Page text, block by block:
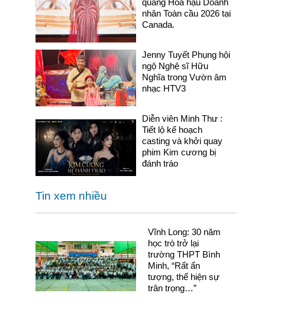
quang Hoa hậu Doanh
nhân Toàn cầu 2026 tại
Canada.
Jenny Tuyết Phụng hội
ngộ Nghệ sĩ Hữu
Nghĩa trong Vườn âm
nhạc HTV3
Diễn viên Minh Thư :
Tiết lộ kế hoạch
casting và khởi quay
phim Kim cương bị
đánh tráo
Tin xem nhiều
Vĩnh Long: 30 năm
học trò trở lại
trường THPT Bình
Minh, “Rất ấn
tượng, thể hiện sự
trân trọng…”